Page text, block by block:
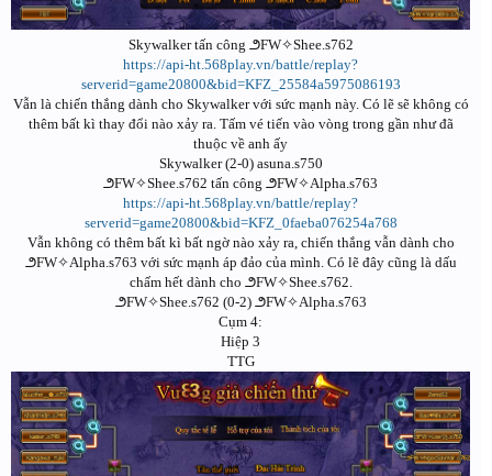
Skywalker tấn công ౨FW✧Shee.s762
https://api-ht.568play.vn/battle/replay?
serverid=game20800&bid=KFZ_25584a5975086193
Vẫn là chiến thắng dành cho Skywalker với sức mạnh này. Có lẽ sẽ không có
thêm bất kì thay đổi nào xảy ra. Tấm vé tiến vào vòng trong gần như đã
thuộc về anh ấy
Skywalker (2-0) asuna.s750
౨FW✧Shee.s762 tấn công ౨FW✧Alpha.s763
https://api-ht.568play.vn/battle/replay?
serverid=game20800&bid=KFZ_0faeba076254a768
Vẫn không có thêm bất kì bất ngờ nào xảy ra, chiến thắng vẫn dành cho
౨FW✧Alpha.s763 với sức mạnh áp đảo của mình. Có lẽ đây cũng là dấu
chấm hết dành cho ౨FW✧Shee.s762.
౨FW✧Shee.s762 (0-2) ౨FW✧Alpha.s763
Cụm 4:
Hiệp 3
TTG